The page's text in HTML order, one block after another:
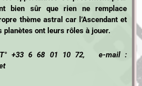
bien sûr que rien ne remplace
thème astral car l’Ascendant et
planètes ont leurs rôles à jouer.
+33 6 68 01 10 72, e-mail :